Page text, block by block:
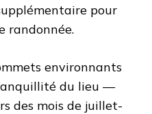
pour
randonnée.
environnants
du lieu —
des mois de juillet-